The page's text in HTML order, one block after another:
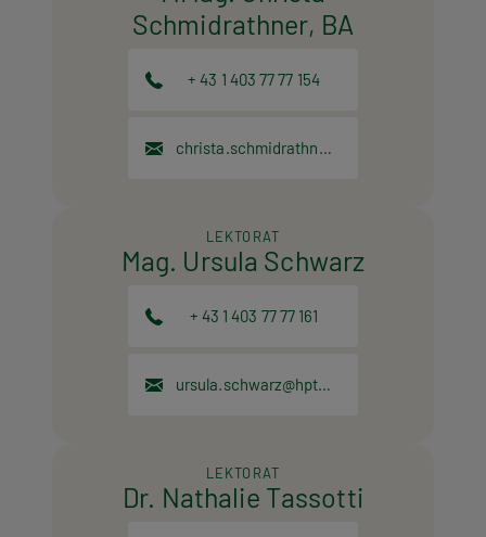
Schmidrathner, BA
+ 43 1 403 77 77 154
christa.schmidrathner@hpt.at
LEKTORAT
Mag. Ursula Schwarz
+ 43 1 403 77 77 161
ursula.schwarz@hpt.at
LEKTORAT
Dr. Nathalie Tassotti